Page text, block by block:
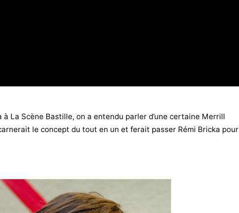
à La Scène Bastille, on a entendu parler d’une certaine Merrill
le concept du tout en un et ferait passer Rémi Bricka pour